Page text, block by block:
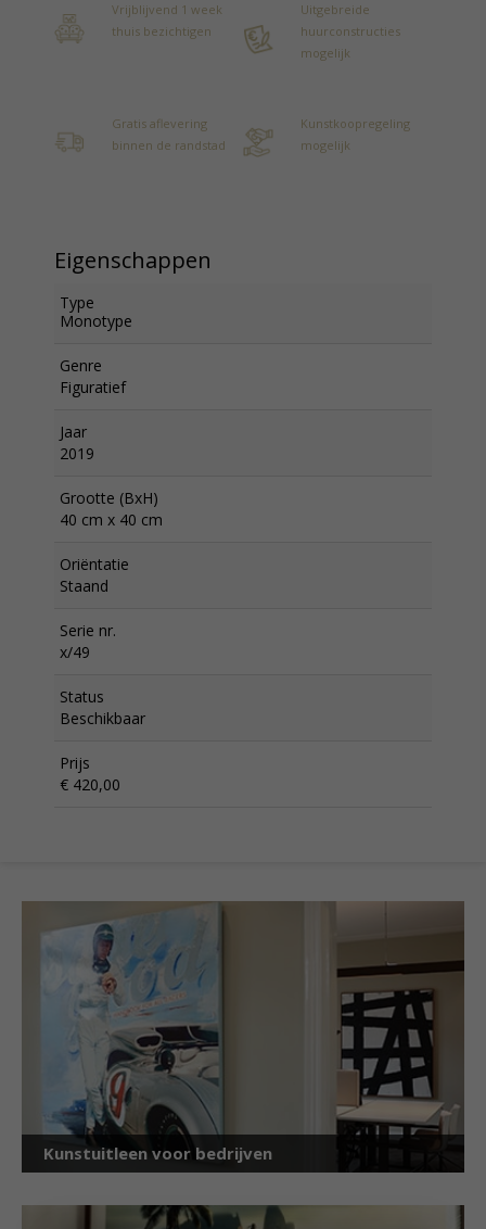
Vrijblijvend 1 week
thuis bezichtigen
Uitgebreide
huurconstructies
mogelijk
Gratis aflevering
binnen de randstad
Kunstkoopregeling
mogelijk
Eigenschappen
Type
Monotype
Genre
Figuratief
Jaar
2019
Grootte (BxH)
40 cm x 40 cm
Oriëntatie
Staand
Serie nr.
x/49
Status
Beschikbaar
Prijs
€ 420,00
Kunstuitleen voor bedrijven